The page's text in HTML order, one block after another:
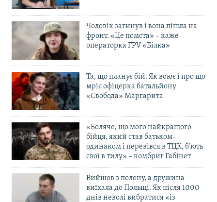
Чоловік загинув і вона пішла на
фронт. «Це помста» – каже
операторка FPV «Білка»
Та, що планує бій. Як воює і про що
мріє офіцерка батальйону
«Свобода» Маргарита
«Боляче, що мого найкращого
бійця, який став батьком-
одинаком і перевівся в ТЦК, б’ють
свої в тилу» – комбриг Габінет
Вийшов з полону, а дружина
виїхала до Польщі. Як після 1000
днів неволі вибратися «із